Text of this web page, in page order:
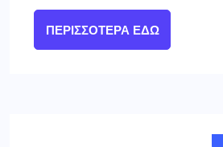
ΠΕΡΙΣΣΌΤΕΡΑ ΕΔΏ